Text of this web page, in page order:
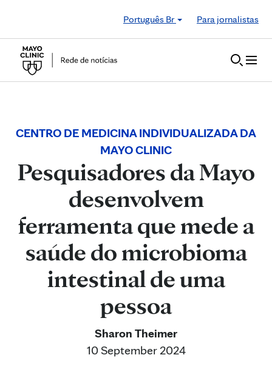
Português Br
Para jornalistas
CENTRO DE MEDICINA INDIVIDUALIZADA DA
MAYO CLINIC
Pesquisadores da Mayo
desenvolvem
ferramenta que mede a
saúde do microbioma
intestinal de uma
pessoa
Sharon Theimer
10 September 2024